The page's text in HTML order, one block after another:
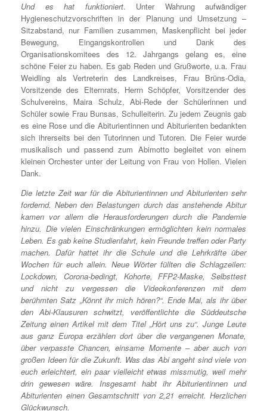
Und es hat funktioniert. Unter Wahrung aufwändiger
Hygieneschutzvorschriften in der Planung und Umsetzung –
Sitzabstand, nur Familien zusammen, Maskenpflicht bei jeder
Bewegung, Eingangskontrollen und Dank des
Organisationskomitees des 12. Jahrgangs gelang es, eine
schöne Feier zu haben. Es gab Reden und Grußworte, u.a. Frau
Weidling als Vertreterin des Landkreises, Frau Brüns-Odia,
Vorsitzende des Elternrats, Herrn Schöpfer, Vorsitzender des
Schulvereins, Maira Schulz, Abi-Rede der Schülerinnen und
Schüler sowie Frau Bunsas, Schulleiterin. Zu jedem Zeugnis gab
es eine Rose und die Abiturientinnen und Abiturienten bedankten
sich ihrerseits bei den Tutorinnen und Tutoren. Die Feier wurde
musikalisch und passend zum Abimotto begleitet von einem
kleinen Orchester unter der Leitung von Frau von Hollen. Vielen
Dank.
Die letzte Zeit war für die Abiturientinnen und Abiturienten sehr
fordernd. Neben den Belastungen durch das anstehende Abitur
kamen vor allem die Herausforderungen durch die Pandemie
hinzu. Die vielen Einschränkungen ermöglichten kein normales
Leben. Es gab keine Studienfahrt, kein Freunde treffen oder Party
machen. Dafür hattet ihr die Schule und die Lehrkräfte über
Wochen für euch allein. Neue Wörter füllten die Schlagzeilen:
Lockdown, Corona-bedingt, Kohorte, FFP2-Maske, Selbsttest
und nicht zu vergessen die Videokonferenzen mit dem
berühmten Satz „Könnt ihr mich hören?“. Ende Mai, als ihr über
den Abi-Klausuren schwitzt, veröffentlichte die Süddeutsche
Zeitung einen Artikel mit dem Titel „Hört uns zu“. Junge Leute
aus ganz Europa erzählen dort über die vergangenen Monate,
über verpasste Chancen, einsame Momente – aber auch von
großen Ideen für die Zukunft. Was das Abi angeht sind viele von
euch erleichtert, ein paar vielleicht etwas missmutig, weil mehr
drin gewesen wäre. Insgesamt habt ihr Abiturientinnen und
Abiturienten einen Gesamtschnitt von 2,21 erreicht. Herzlichen
Glückwunsch.